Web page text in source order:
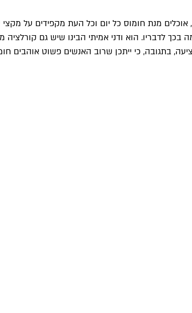
מנת חומוס כל יום וכל העת מקפידים על
הוא ודני אמיתי הבינו שיש גם קורלציה
בתגובה, כי ייתכן שרוב האנשים פשוט אוהבים